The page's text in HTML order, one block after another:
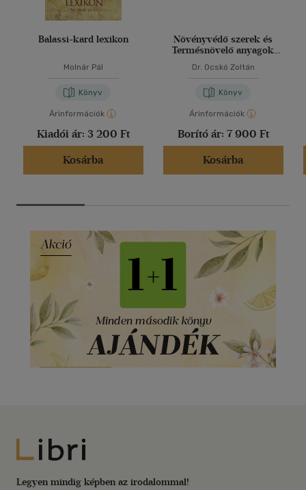
Balassi-kard lexikon
Molnár Pál
Könyv
Árinformációk
Kiadói ár: 3 200 Ft
Kosárba
Növényvédő szerek és
Termésnövelő anyagok
Dr. Ocskó Zoltán
Könyv
Árinformációk
Borító ár: 7 900 Ft
Kosárba
Libri
Legyen mindig képben az irodalommal!